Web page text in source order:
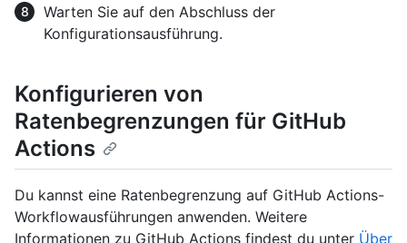
Warten Sie auf den Abschluss der
Konfigurationsausführung.
Konfigurieren von
Ratenbegrenzungen für GitHub
Actions
Du kannst eine Ratenbegrenzung auf GitHub Actions-
Workflowausführungen anwenden. Weitere
Informationen zu GitHub Actions findest du unter Über